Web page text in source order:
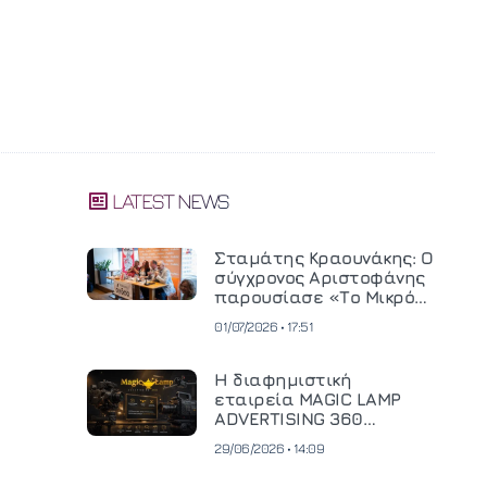
LATEST NEWS
Σταμάτης Κραουνάκης: Ο
σύγχρονος Αριστοφάνης
παρουσίασε «Το Μικρό
01/07/2026 • 17:51
Η διαφημιστική
εταιρεία MAGIC LAMP
ADVERTISING 360
κινηματογραφική
29/06/2026 • 14:09